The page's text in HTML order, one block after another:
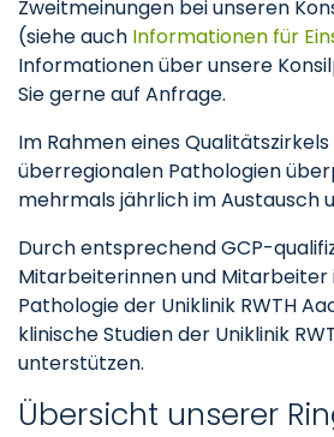
Zweitmeinungen bei unseren
(siehe auch Informationen für
Informationen über unsere
Sie gerne auf Anfrage.
Im Rahmen eines
überregionalen Pathologien
mehrmals jährlich im Austausch
Durch entsprechend GCP-
Mitarbeiterinnen und Mitarbeiter
Pathologie der Uniklinik RWTH
klinische Studien der Uniklinik
unterstützen.
Übersicht unserer